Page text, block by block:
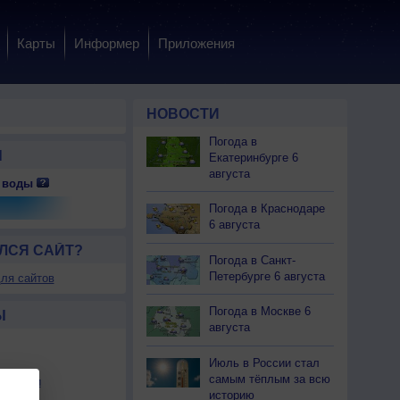
Карты Информер Приложения
0.0
8 сб
Ю-З
Утро
0.0
+10
Ю-З
День
0.0
+11
+11
Ю
День
0.0
+10
+10
Ю
Вечер
0.0
+5
Ю
Вечер
+4
Ю-З
воды
САЙТ?
сайтов
НОВОСТИ
Погода в
Екатеринбурге 6
августа
Погода в Краснодаре
6 августа
Погода в Санкт-
Петербурге 6 августа
Погода в Москве 6
августа
Июль в России стал
самым тёплым за всю
историю